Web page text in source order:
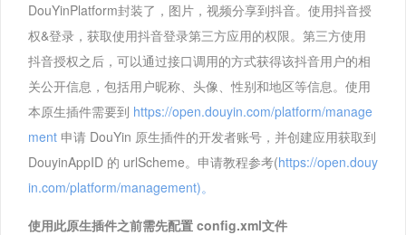
DouYinPlatform封装了，图片，视频分享到抖音。使用抖音授
权&登录，获取使用抖音登录第三方应用的权限。第三方使用
抖音授权之后，可以通过接口调用的方式获得该抖音用户的相
关公开信息，包括用户昵称、头像、性别和地区等信息。使用
本原生插件需要到 https://open.douyin.com/platform/manage
ment 申请 DouYin 原生插件的开发者账号，并创建应用获取到
DouyinAppID 的 urlScheme。申请教程参考(https://open.douy
in.com/platform/management)。
使用此原生插件之前需先配置 config.xml文件